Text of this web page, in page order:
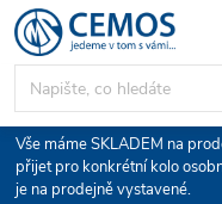
Přejít
na
obsah
Vše máme SKLADEM na
přijet pro konkrétní kolo
je na prodejně vystavené.